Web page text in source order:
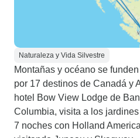
Naturaleza y Vida Silvestre
Montañas y océano se
por 17 destinos de Canadá y
hotel Bow View Lodge de
Columbia, visita a los
7 noches con Holland